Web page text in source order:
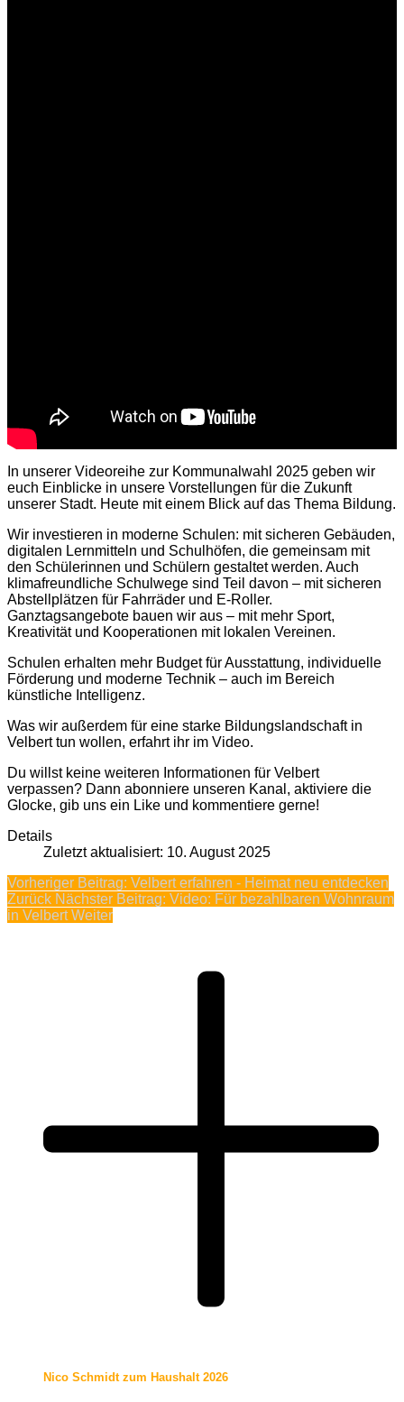
In unserer Videoreihe zur Kommunalwahl 2025 geben wir
euch Einblicke in unsere Vorstellungen für die Zukunft
unserer Stadt. Heute mit einem Blick auf das Thema Bildung.
Wir investieren in moderne Schulen: mit sicheren Gebäuden,
digitalen Lernmitteln und Schulhöfen, die gemeinsam mit
den Schülerinnen und Schülern gestaltet werden. Auch
klimafreundliche Schulwege sind Teil davon – mit sicheren
Abstellplätzen für Fahrräder und E-Roller.
Ganztagsangebote bauen wir aus – mit mehr Sport,
Kreativität und Kooperationen mit lokalen Vereinen.
Schulen erhalten mehr Budget für Ausstattung, individuelle
Förderung und moderne Technik – auch im Bereich
künstliche Intelligenz.
Was wir außerdem für eine starke Bildungslandschaft in
Velbert tun wollen, erfahrt ihr im Video.
Du willst keine weiteren Informationen für Velbert
verpassen? Dann abonniere unseren Kanal, aktiviere die
Glocke, gib uns ein Like und kommentiere gerne!
Details
Zuletzt aktualisiert: 10. August 2025
Vorheriger Beitrag: Velbert erfahren - Heimat neu entdecken
Zurück Nächster Beitrag: Video: Für bezahlbaren Wohnraum
in VelbertWeiter
Nico Schmidt zum Haushalt 2026